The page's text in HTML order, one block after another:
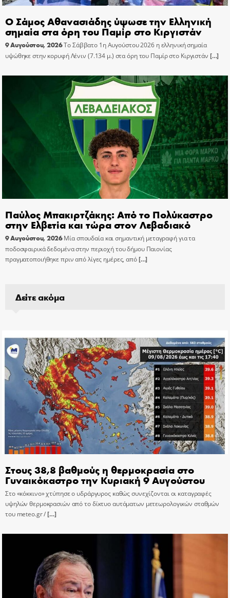
Ο Σάμος Αθανασιάδης ύψωσε την Ελληνική
σημαία στα όρη του Παμίρ στο Κιργιστάν
9 Αυγούστου, 2026Το Σάββατο 1η Αυγούστου 2026 η ελληνική σημαία
υψώθηκε στην κορυφή Λένιν (7.134 μ.) στα όρη του Παμίρ στο Κιργιστάν […]
Παύλος Μπακιρτζάκης: Από το Πολύκαστρο
στην Ελβετία και τώρα στον Λεβαδιακό
9 Αυγούστου, 2026 Μία σπουδαία και σημαντική μεταγραφή για τα
ποδοσφαιρικά δεδομένα στην περιοχή του δήμου Παιονίας
πραγματοποιήθηκε πριν από λίγες ημέρες, από[…]
Δείτε ακόμα
Στους 38,8 βαθμούς η θερμοκρασία στο
Γυναικόκαστρο την Κυριακή 9 Αυγούστου
Στο «κόκκινο» χτύπησε ο υδράργυρος καθώς συνεχίζονται οι καταγραφές
υψηλών θερμοκρασιών από το δίκτυο αυτόματων μετεωρολογικών σταθμών
του meteo.gr /[…]